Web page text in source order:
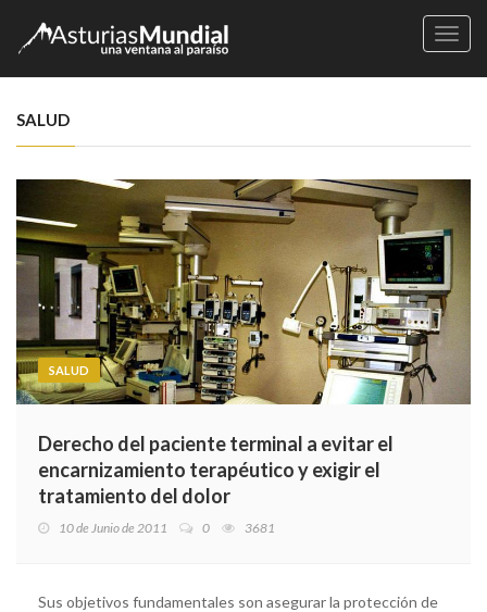
SALUD
SALUD
Derecho del paciente terminal a evitar el
encarnizamiento terapéutico y exigir el
tratamiento del dolor
10 de Junio de 2011 0 3681
Sus objetivos fundamentales son asegurar la protección de